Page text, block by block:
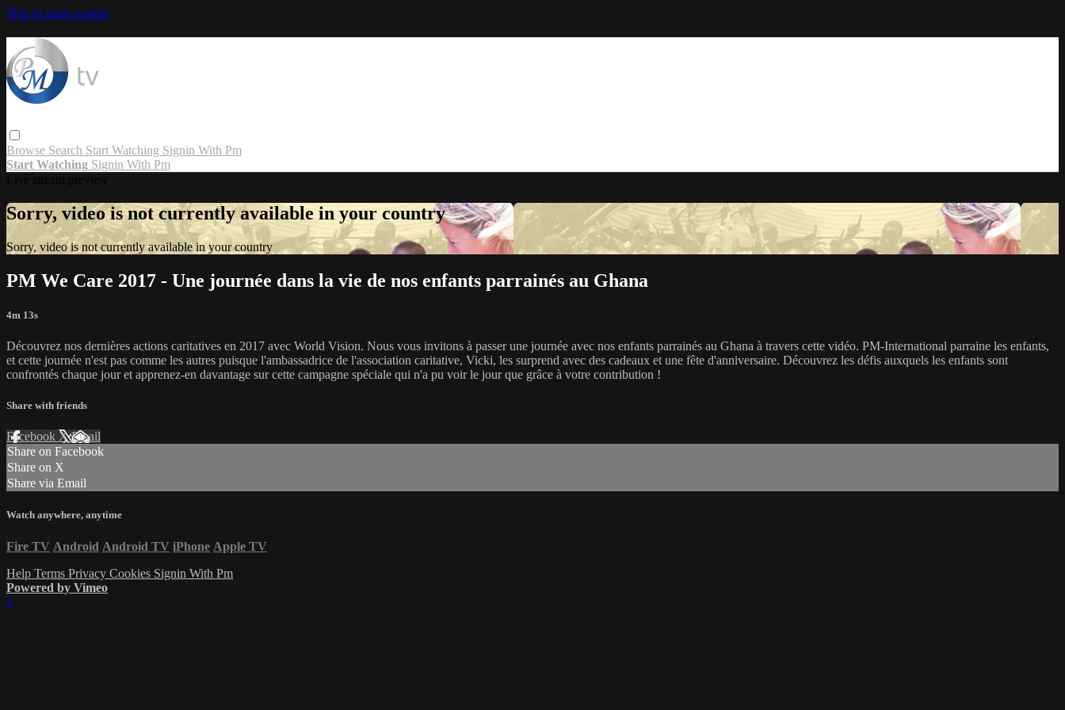
Skip to main content
Browse Search Start Watching Signin With Pm
Start Watching Signin With Pm
Sorry, video is not currently available in your country
Sorry, video is not currently available in your country
PM We Care 2017 - Une journée dans la vie de nos enfants parrainés au Ghana
4m 13s
Découvrez nos dernières actions caritatives en 2017 avec World Vision. Nous vous invitons à passer une journée avec nos enfants parrainés au Ghana à travers cette vidéo. PM-International parraine les enfants,
et cette journée n'est pas comme les autres puisque l'ambassadrice de l'association caritative, Vicki, les surprend avec des cadeaux et une fête d'anniversaire. Découvrez les défis auxquels les enfants sont
confrontés chaque jour et apprenez-en davantage sur cette campagne spéciale qui n'a pu voir le jour que grâce à votre contribution !
Share with friends
Facebook XEmail
Share on Facebook
Share on X
Share via Email
Watch anywhere, anytime
Fire TV Android Android TV iPhone Apple TV
Help Terms Privacy Cookies Signin With Pm
Powered by Vimeo
×